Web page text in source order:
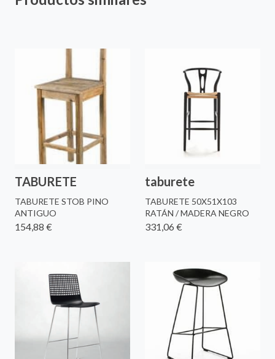
TABURETE
TABURETE STOB PINO
ANTIGUO
154,88 €
taburete
TABURETE 50X51X103
RATÁN / MADERA NEGRO
331,06 €